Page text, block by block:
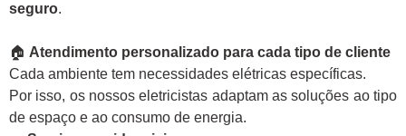
seguro.
🏠 Atendimento personalizado para cada tipo de cliente
Cada ambiente tem necessidades elétricas específicas.
Por isso, os nossos eletricistas adaptam as soluções ao tipo
de espaço e ao consumo de energia.